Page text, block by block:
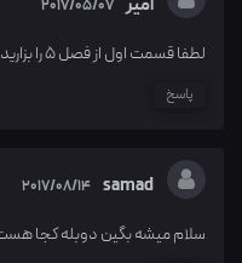
2017/05/07
لطفا قسمت اول از فصل 5 را بزارید ممنون
پاسخ
samad
2017/08/14
سلام میشه بگین دوبله کجا هست واینکه من